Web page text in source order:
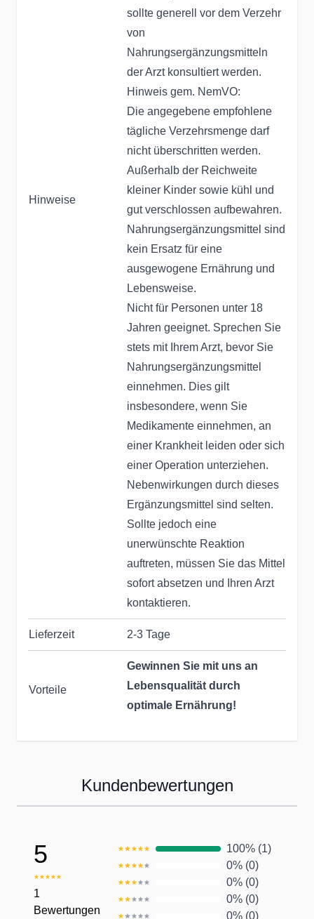
Hinweise
sollte generell vor dem Verzehr
von
Nahrungsergänzungsmitteln
der Arzt konsultiert werden.
Hinweis gem. NemVO:
Die angegebene empfohlene
tägliche Verzehrsmenge darf
nicht überschritten werden.
Außerhalb der Reichweite
kleiner Kinder sowie kühl und
gut verschlossen aufbewahren.
Nahrungsergänzungsmittel sind
kein Ersatz für eine
ausgewogene Ernährung und
Lebensweise.
Nicht für Personen unter 18
Jahren geeignet. Sprechen Sie
stets mit Ihrem Arzt, bevor Sie
Nahrungsergänzungsmittel
einnehmen. Dies gilt
insbesondere, wenn Sie
Medikamente einnehmen, an
einer Krankheit leiden oder sich
einer Operation unterziehen.
Nebenwirkungen durch dieses
Ergänzungsmittel sind selten.
Sollte jedoch eine
unerwünschte Reaktion
auftreten, müssen Sie das Mittel
sofort absetzen und Ihren Arzt
kontaktieren.
Lieferzeit 2-3 Tage
Vorteile
Gewinnen Sie mit uns an
Lebensqualität durch
optimale Ernährung!
Ernährung unserer Kunden
Persönlicher Kundenservice
Unser qualifiziertes Team
kümmert sich persönlich um
Kundenbewertungen
5
1
Bewertungen
100% (1)
0% (0)
0% (0)
0% (0)
0% (0)